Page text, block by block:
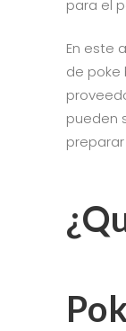
para el
En este
de poke
pueden